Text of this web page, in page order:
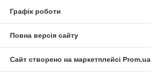
Графік роботи
Повна версія сайту
Сайт створено на маркетплейсі Prom.ua